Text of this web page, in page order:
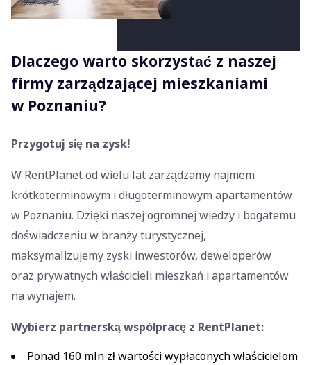
Dlaczego warto skorzystać z naszej
firmy zarządzającej mieszkaniami
w Poznaniu?
Przygotuj się na zysk!
W RentPlanet od wielu lat zarządzamy najmem
krótkoterminowym i długoterminowym apartamentów
w Poznaniu. Dzięki naszej ogromnej wiedzy i bogatemu
doświadczeniu w branży turystycznej,
maksymalizujemy zyski inwestorów, deweloperów
oraz prywatnych właścicieli mieszkań i apartamentów
na wynajem.
Wybierz partnerską współpracę z RentPlanet:
Ponad 160 mln zł wartości wypłaconych właścicielom